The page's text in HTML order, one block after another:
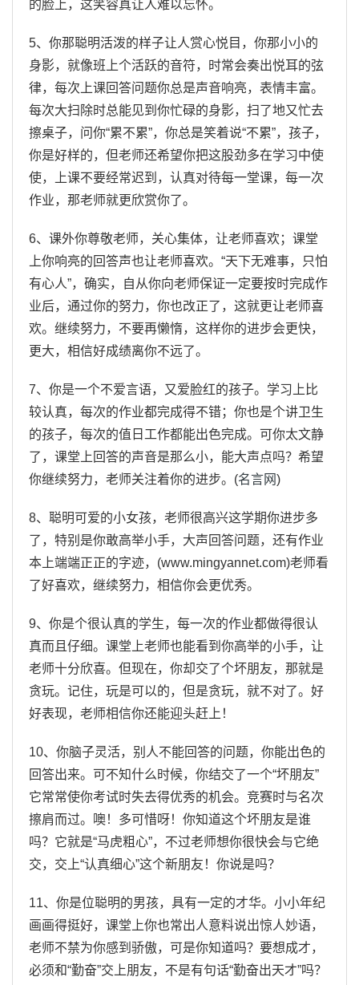
的脸上，这笑容真让人难以忘怀。
5、你那聪明活泼的样子让人赏心悦目，你那小小的
身影，就像班上个活跃的音符，时常会奏出悦耳的弦
律，每次上课回答问题你总是声音响亮，表情丰富。
每次大扫除时总能见到你忙碌的身影，扫了地又忙去
擦桌子，问你“累不累”，你总是笑着说“不累”，孩子，
你是好样的，但老师还希望你把这股劲多在学习中使
使，上课不要经常迟到，认真对待每一堂课，每一次
作业，那老师就更欣赏你了。
6、课外你尊敬老师，关心集体，让老师喜欢；课堂
上你响亮的回答声也让老师喜欢。“天下无难事，只怕
有心人”，确实，自从你向老师保证一定要按时完成作
业后，通过你的努力，你也改正了，这就更让老师喜
欢。继续努力，不要再懒惰，这样你的进步会更快，
更大，相信好成绩离你不远了。
7、你是一个不爱言语，又爱脸红的孩子。学习上比
较认真，每次的作业都完成得不错；你也是个讲卫生
的孩子，每次的值日工作都能出色完成。可你太文静
了，课堂上回答的声音是那么小，能大声点吗？希望
你继续努力，老师关注着你的进步。(名言网)
8、聪明可爱的小女孩，老师很高兴这学期你进步多
了，特别是你敢高举小手，大声回答问题，还有作业
本上端端正正的字迹，(www.mingyannet.com)老师看
了好喜欢，继续努力，相信你会更优秀。
9、你是个很认真的学生，每一次的作业都做得很认
真而且仔细。课堂上老师也能看到你高举的小手，让
老师十分欣喜。但现在，你却交了个坏朋友，那就是
贪玩。记住，玩是可以的，但是贪玩，就不对了。好
好表现，老师相信你还能迎头赶上！
10、你脑子灵活，别人不能回答的问题，你能出色的
回答出来。可不知什么时候，你结交了一个“坏朋友”
它常常使你考试时失去得优秀的机会。竞赛时与名次
擦肩而过。噢！多可惜呀！你知道这个坏朋友是谁
吗？它就是“马虎粗心”，不过老师想你很快会与它绝
交，交上“认真细心”这个新朋友！你说是吗？
11、你是位聪明的男孩，具有一定的才华。小小年纪
画画得挺好，课堂上你也常出人意料说出惊人妙语，
老师不禁为你感到骄傲，可是你知道吗？要想成才，
必须和“勤奋”交上朋友，不是有句话“勤奋出天才”吗？